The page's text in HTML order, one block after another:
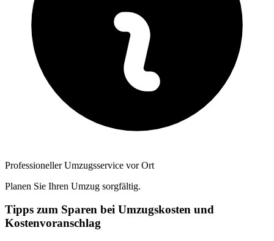
Professioneller Umzugsservice vor Ort
Planen Sie Ihren Umzug sorgfältig.
Tipps zum Sparen bei Umzugskosten und
Kostenvoranschlag